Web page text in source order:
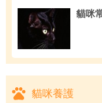
貓咪
貓咪養護